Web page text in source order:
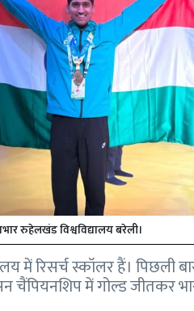
रुहेलखंड विश्वविद्यालय बरेली।
में रिसर्च स्कॉलर हैं। पिछली
चैंपियनशिप में गोल्ड जीतकर